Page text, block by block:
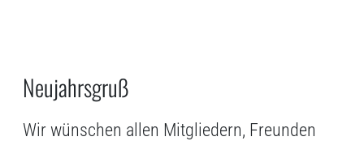
Neujahrsgruß
Wir wünschen allen Mitgliedern, Freunden